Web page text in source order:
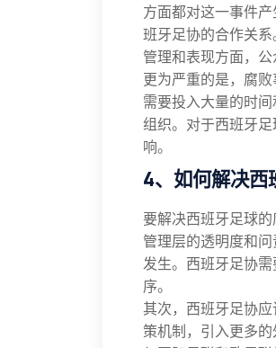
方面都对这一事件
班牙足协的合作关
管理和表现方面，公
更为严重的是，腐
需要投入大量的时
组织。对于西班牙
响。
4、如何解决西
要解决西班牙足球
管理层的透明度和
发生。西班牙足协
序。
其次，西班牙足协
策机制，引入更多